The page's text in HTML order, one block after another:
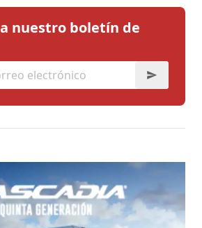
nuestro boletín de